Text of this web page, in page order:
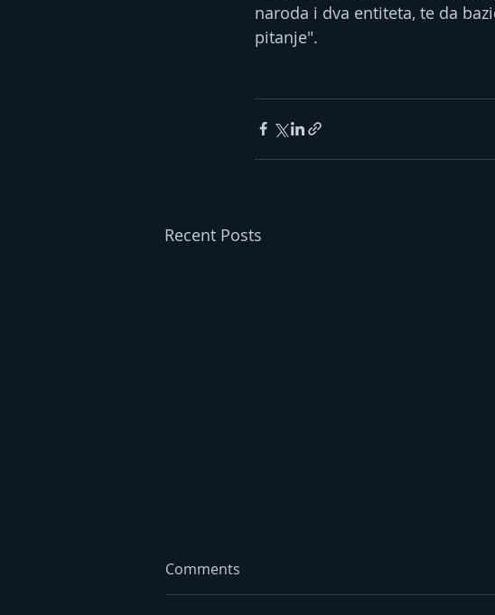
naroda i dva entiteta, te da
pitanje".
Recent Posts
Comments